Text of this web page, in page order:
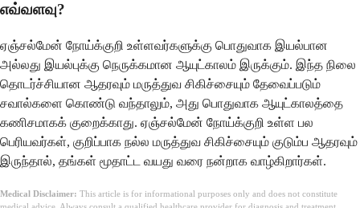
எவ்வளவு?
ஏஞ்சல்மேன் நோய்க்குறி உள்ளவர்களுக்கு பொதுவாக இயல்பான
அல்லது இயல்புக்கு நெருக்கமான ஆயுட்காலம் இருக்கும். இந்த நிலை
தொடர்ச்சியான ஆதரவும் மருத்துவ சிகிச்சையும் தேவைப்படும்
சவால்களை கொண்டு வந்தாலும், அது பொதுவாக ஆயுட்காலத்தை
கணிசமாகக் குறைக்காது. ஏஞ்சல்மேன் நோய்க்குறி உள்ள பல
பெரியவர்கள், குறிப்பாக நல்ல மருத்துவ சிகிச்சையும் குடும்ப ஆதரவும்
இருந்தால், தங்கள் மூதாட்ட வயது வரை நன்றாக வாழ்கிறார்கள்.
Medical Disclaimer: This article is for informational purposes only and does not constitute
medical advice. Always consult a qualified healthcare provider for diagnosis and treatment